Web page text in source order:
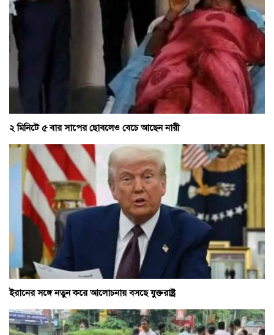
২ মিনিটে ৫ বার সাপের ছোবলেও বেচে আছেন নারী
ইরানের সঙ্গে নতুন করে আলোচনায় বসছে যুক্তরাষ্ট্র